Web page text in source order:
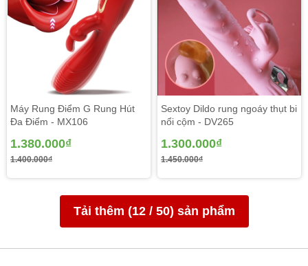
cố định vào mọi mặt phẳng mịn , nên đàn bà với thể chủ
động chọn lọc cho mình 1 thư thế của như một chỗ lâm
trận đầy tuyệt vời .
Máy Rung Điểm G Rung Hút
Đa Điểm - MX106
1.380.000₫
1.400.000₫
Sextoy Dildo rung ngoáy thụt bi
nổi cộm - DV265
1.300.000₫
1.450.000₫
Tải thêm (12/ 50) sản phẩm